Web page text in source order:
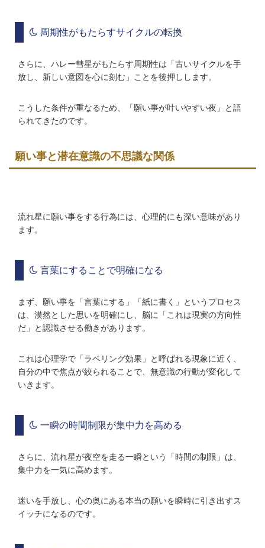
周期性がもたらすサイクルの転換
さらに、ハレー彗星がもたらす周期性は「古いサイクルを手
放し、新しい意図を心に刻む」ことを後押しします。
こうした条件が重なるため、「願い事が叶いやすい夜」と語
られてきたのです。
願い事と潜在意識の不思議な関係
流れ星に願い事をする行為には、心理的にも深い意味があり
ます。
言葉にすることで明確になる
まず、願い事を「言葉にする」「紙に書く」というプロセス
は、漠然とした思いを明確にし、脳に「これは現実の方向性
だ」と認識させる働きがあります。
これは心理学で「ラベリング効果」と呼ばれる現象に近く、
自分の中で焦点が絞られることで、無意識の行動が変化して
いきます。
一瞬の時間制限が集中力を高める
さらに、流れ星が夜空を走る一瞬という「時間の制限」は、
集中力を一気に高めます。
迷いを手放し、心の奥にある本当の願いを瞬時に引き出すス
イッチになるのです。